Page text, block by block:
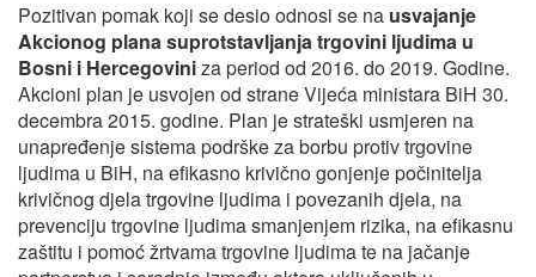
Pozitivan pomak koji se desio odnosi se na usvajanje
Akcionog plana suprotstavljanja trgovini ljudima u
Bosni i Hercegoviniza period od 2016. do 2019. Godine.
Akcioni plan je usvojen od strane Vijeća ministara BiH 30.
decembra 2015. godine. Plan je strateški usmjeren na
unapređenje sistema podrške za borbu protiv trgovine
ljudima u BiH, na efikasno krivično gonjenje počinitelja
krivičnog djela trgovine ljudima i povezanih djela, na
prevenciju trgovine ljudima smanjenjem rizika, na efikasnu
zaštitu i pomoć žrtvama trgovine ljudima te na jačanje